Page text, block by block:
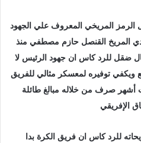
المريخي المعروف علي الجهود
المريخ القنصل حازم مصطفي منذ
ضقل للرد كاس ان جهود الرئيس لا
ويكفي توفيره لمعسكر مثالي للفريق
أشهر صرف من خلاله مبالغ طائلة
الإفريقي
للرد كاس ان فريق الكرة بدا